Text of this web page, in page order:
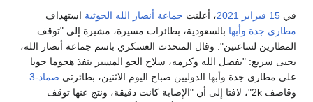
في 15 فبراير 2021، أعلنت جماعة أنصار الله الحوثية استهداف
مطاري جدة وأبها بالسعودية، بطائرات مسيرة، مشيرة إلى "توقف
المطارين لساعتين". وقال المتحدث العسكري باسم جماعة أنصار الله،
يحيى سريع: "بفضل الله وكرمه، سلاح الجو المسير ينفذ هجوما جويا
على مطاري جدة وأبها الدوليين صباح اليوم الاثنين، بطائرتي صماد-3
وقاصف 2k"، لافتا إلى أن "الإصابة كانت دقيقة، ونتج عنها توقف